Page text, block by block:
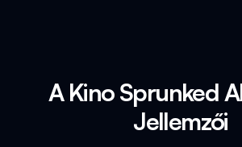
A Kino Sprunked
Jellemzői